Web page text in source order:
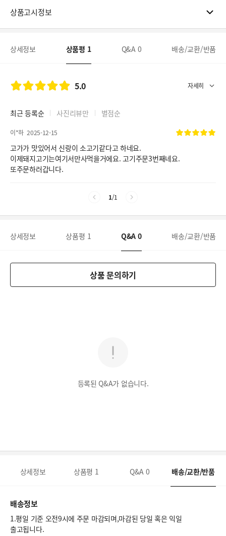
상품고시정보
상세정보 상품평 1 Q&A 0 배송/교환/반품
5.0
최근 등록순 사진리뷰만 별점순
이*하 2025-12-15
고가가 맛있어서 신랑이 소고기같다고 하네요.
이제돼지고기는여기서만사먹을거에요. 고기주문3번째네요.
또주문하러갑니다.
1/1
상세정보 상품평 1 Q&A 0 배송/교환/반품
상품 문의하기
등록된 Q&A가 없습니다.
상세정보 상품평 1 Q&A 0 배송/교환/반품
배송정보
1.평일 기준 오전9시에 주문 마감되며,마감된 당일 혹은 익일
출고됩니다.